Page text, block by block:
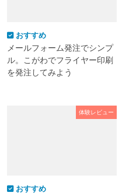
おすすめ
メールフォーム発注でシンプ
ル。こがわでフライヤー印刷
を発注してみよう
体験レビュー
おすすめ